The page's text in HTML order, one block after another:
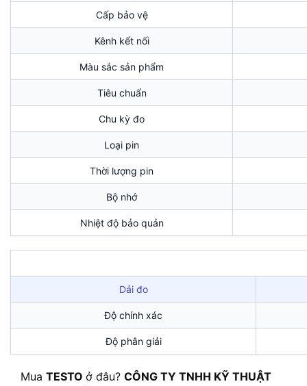
Cấp bảo vệ
Kênh kết nối
Màu sắc sản phẩm
Tiêu chuẩn
Chu kỳ đo
Loại pin
Thời lượng pin
Bộ nhớ
Nhiệt độ bảo quản
Dải đo
Độ chính xác
Độ phân giải
Mua TESTO ở đâu? CÔNG TY TNHH KỸ THUẬT